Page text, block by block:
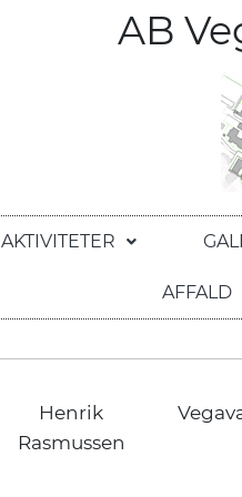
AB
AKTIVITETER
AFFALD
Henrik
Rasmussen